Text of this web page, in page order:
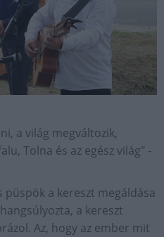
a világ megváltozik,
Tolna és az egész világ" -
püspök a kereszt megáldása
a kereszt
Az, hogy az ember mit